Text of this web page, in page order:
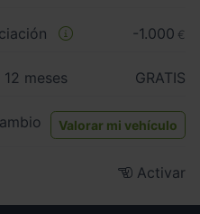
-1.000 €
meses GRATIS
Valorar mi vehículo
Activar